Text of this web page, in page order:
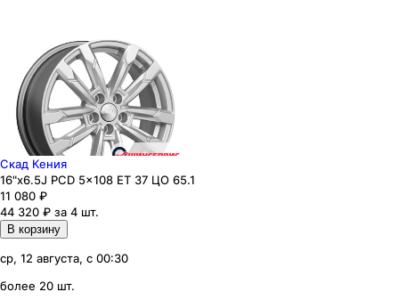
Скад Кения
16"x6.5J PCD 5x108 ЕТ 37 ЦО 65.1
11 080 ₽
44 320 ₽ за 4 шт.
В корзину
ср, 12 августа, с 00:30
более 20 шт.